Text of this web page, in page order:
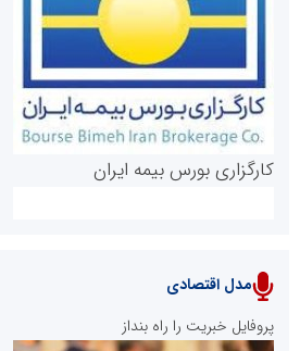
روابط عمومی خبرگزاری گزارش خبر
پایگاه خبری نهضت ملی مسکن
کارگزاری بورس بیمه ایران
مدل اقتصادی
پروفایل خبریت را راه بنداز